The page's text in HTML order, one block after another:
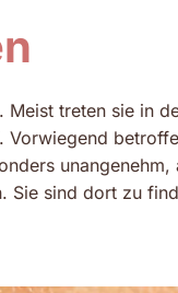
Meist treten sie in
Vorwiegend
unangenehm,
Sie sind dort zu